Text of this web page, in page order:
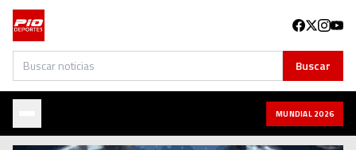
Buscar Buscar
MUNDIAL 2026